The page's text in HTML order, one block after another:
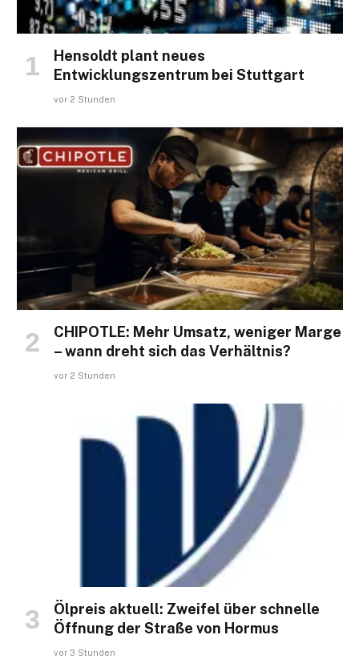
Hensoldt plant neues
Entwicklungszentrum bei Stuttgart
vor 2 Stunden
CHIPOTLE: Mehr Umsatz, weniger Marge
– wann dreht sich das Verhältnis?
vor 2 Stunden
Ölpreis aktuell: Zweifel über schnelle
Öffnung der Straße von Hormus
vor 3 Stunden